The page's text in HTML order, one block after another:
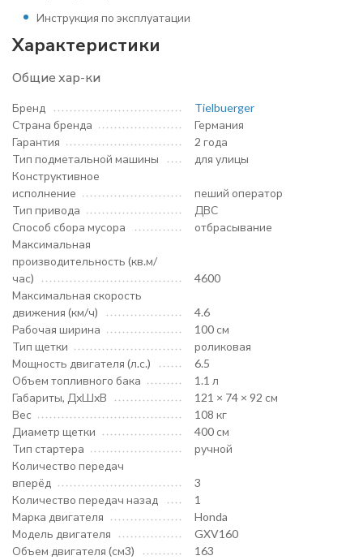
Инструкция по эксплуатации
Характеристики
Общие хар-ки
Бренд
Tielbuerger
Страна бренда
Германия
Гарантия
2 года
Тип подметальной машины
для улицы
Конструктивное
исполнение
пеший оператор
Тип привода
ДВС
Способ сбора мусора
отбрасывание
Максимальная
производительность (кв.м/
час)
4600
Максимальная скорость
движения (км/ч)
4.6
Рабочая ширина
100 см
Тип щетки
роликовая
Мощность двигателя (л.с.)
6.5
Объем топливного бака
1.1 л
Габариты, ДхШхВ
121 × 74 × 92 см
Вес
108 кг
Диаметр щетки
400 см
Тип стартера
ручной
Количество передач
вперёд
3
Количество передач назад
1
Марка двигателя
Honda
Модель двигателя
GXV160
Объем двигателя (см3)
163